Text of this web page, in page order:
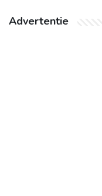
Advertentie